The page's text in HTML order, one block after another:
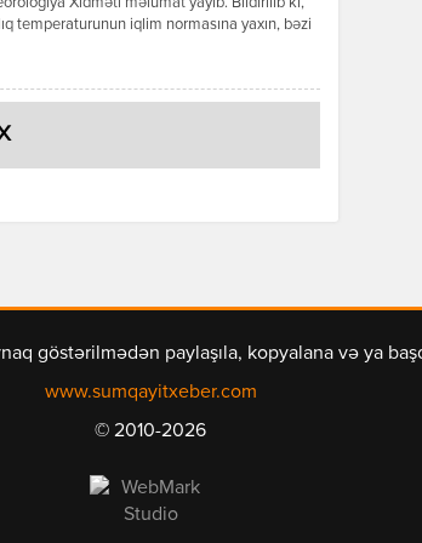
Xidməti məlumat yayıb. Bildirilib ki,
temperaturunun iqlim normasına yaxın, bəzi
əksər rayonlarda əsasən yağmursuz hava […]
göstərilmədən paylaşıla, kopyalana və ya
www.sumqayitxeber.com
© 2010-2026